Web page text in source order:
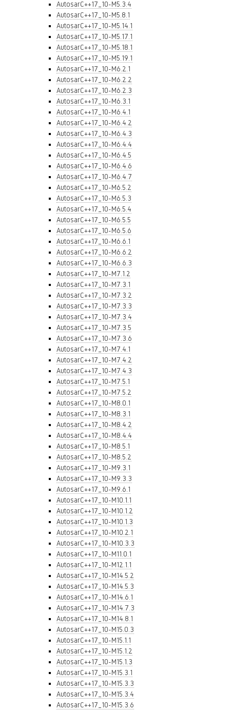
AutosarC++17_10-M5.3.4
AutosarC++17_10-M5.8.1
AutosarC++17_10-M5.14.1
AutosarC++17_10-M5.17.1
AutosarC++17_10-M5.18.1
AutosarC++17_10-M5.19.1
AutosarC++17_10-M6.2.1
AutosarC++17_10-M6.2.2
AutosarC++17_10-M6.2.3
AutosarC++17_10-M6.3.1
AutosarC++17_10-M6.4.1
AutosarC++17_10-M6.4.2
AutosarC++17_10-M6.4.3
AutosarC++17_10-M6.4.4
AutosarC++17_10-M6.4.5
AutosarC++17_10-M6.4.6
AutosarC++17_10-M6.4.7
AutosarC++17_10-M6.5.2
AutosarC++17_10-M6.5.3
AutosarC++17_10-M6.5.4
AutosarC++17_10-M6.5.5
AutosarC++17_10-M6.5.6
AutosarC++17_10-M6.6.1
AutosarC++17_10-M6.6.2
AutosarC++17_10-M6.6.3
AutosarC++17_10-M7.1.2
AutosarC++17_10-M7.3.1
AutosarC++17_10-M7.3.2
AutosarC++17_10-M7.3.3
AutosarC++17_10-M7.3.4
AutosarC++17_10-M7.3.5
AutosarC++17_10-M7.3.6
AutosarC++17_10-M7.4.1
AutosarC++17_10-M7.4.2
AutosarC++17_10-M7.4.3
AutosarC++17_10-M7.5.1
AutosarC++17_10-M7.5.2
AutosarC++17_10-M8.0.1
AutosarC++17_10-M8.3.1
AutosarC++17_10-M8.4.2
AutosarC++17_10-M8.4.4
AutosarC++17_10-M8.5.1
AutosarC++17_10-M8.5.2
AutosarC++17_10-M9.3.1
AutosarC++17_10-M9.3.3
AutosarC++17_10-M9.6.1
AutosarC++17_10-M10.1.1
AutosarC++17_10-M10.1.2
AutosarC++17_10-M10.1.3
AutosarC++17_10-M10.2.1
AutosarC++17_10-M10.3.3
AutosarC++17_10-M11.0.1
AutosarC++17_10-M12.1.1
AutosarC++17_10-M14.5.2
AutosarC++17_10-M14.5.3
AutosarC++17_10-M14.6.1
AutosarC++17_10-M14.7.3
AutosarC++17_10-M14.8.1
AutosarC++17_10-M15.0.3
AutosarC++17_10-M15.1.1
AutosarC++17_10-M15.1.2
AutosarC++17_10-M15.1.3
AutosarC++17_10-M15.3.1
AutosarC++17_10-M15.3.3
AutosarC++17_10-M15.3.4
AutosarC++17_10-M15.3.6